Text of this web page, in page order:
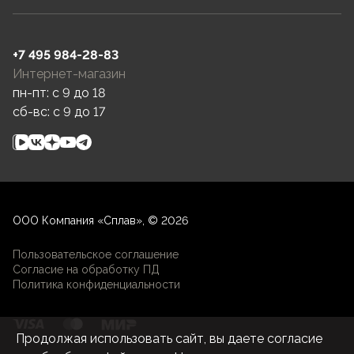
+7 495 984-28-83
Интернет-магазин
пн-пт: c 9 до 18
сб-вс: c 9 до 17
ООО Компания «Сплав», © 2026
Пользовательское соглашение
Согласие на обработку ПД
Политика конфиденциальности
Продолжая использовать сайт, вы даете согласие